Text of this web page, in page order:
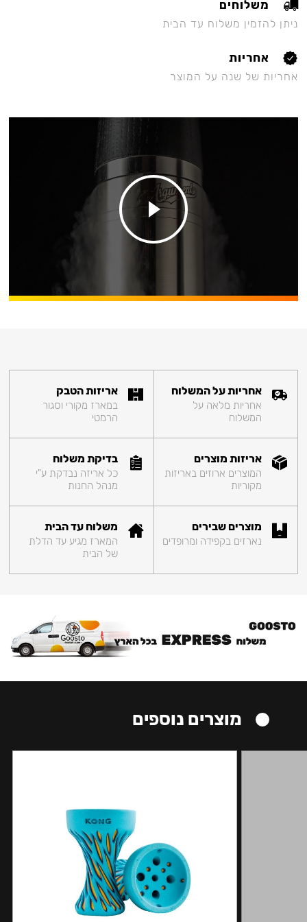
משלוחים
ניתן להזמין משלוח עד הבית
אחריות
אחריות של שנה על המוצר
אחריות על המשלוח
אחריות מלאה על
המשלוח
אריזות הטבק
במארז מקורי וסגור
הרמטי
אריזות מוצרים
המוצרים ארוזים באריזות
מקוריות
בדיקת משלוח
כל אריזה נבדקת ע"י
מנהל החנות
מוצרים שבירים
נארזים בקפידה ומרופדים
משלוח עד הבית
המארז מגיע עד הדלת
של הבית
מוצרים נוספים